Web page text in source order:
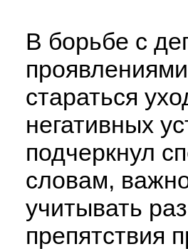
В борьбе с
стараться
негативных
подчеркнул
словам,
учитывать
препятствия